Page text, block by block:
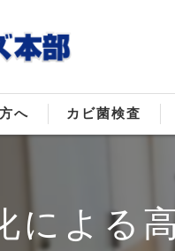
へ
のカビ取り
カビ菌検査
による